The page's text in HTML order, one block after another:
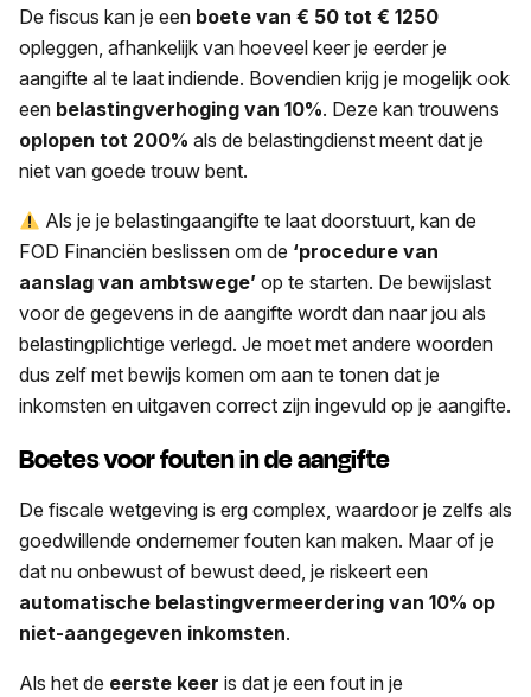
De fiscus kan je een boete van € 50 tot € 1250
opleggen, afhankelijk van hoeveel keer je eerder je
aangifte al te laat indiende. Bovendien krijg je mogelijk ook
een belastingverhoging van 10%. Deze kan trouwens
oplopen tot 200% als de belastingdienst meent dat je
niet van goede trouw bent.
Als je je belastingaangifte te laat doorstuurt, kan de
FOD Financiën beslissen om de ‘procedure van
aanslag van ambtswege’ op te starten. De bewijslast
voor de gegevens in de aangifte wordt dan naar jou als
belastingplichtige verlegd. Je moet met andere woorden
dus zelf met bewijs komen om aan te tonen dat je
inkomsten en uitgaven correct zijn ingevuld op je aangifte.
Boetes voor fouten in de aangifte
De fiscale wetgeving is erg complex, waardoor je zelfs als
goedwillende ondernemer fouten kan maken. Maar of je
dat nu onbewust of bewust deed, je riskeert een
automatische belastingvermeerdering van 10% op
niet-aangegeven inkomsten.
Als het de eerste keer is dat je een fout in je